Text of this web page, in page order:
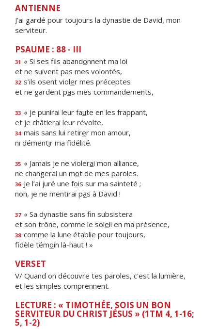
ANTIENNE
J'ai gardé pour toujours la dynastie de David, mon
serviteur.
PSAUME : 88 - III
31 « Si ses fils abandonnent ma loi
et ne suivent pas mes volontés,
32 s’ils osent violer mes préceptes
et ne gardent pas mes commandements,
33 « je punirai leur faute en les frappant,
et je châtierai leur révolte,
34 mais sans lui retirer mon amour,
ni démentir ma fidélité.
35 « Jamais je ne violerai mon alliance,
ne changerai un mot de mes paroles.
36 Je l’ai juré une fois sur ma sainteté ;
non, je ne mentirai pas à David !
37 « Sa dynastie sans fn subsistera
et son trône, comme le soleil en ma présence,
38 comme la lune établie pour toujours,
fidèle témoin là-haut ! »
VERSET
V/ Quand on découvre tes paroles, c'est la lumière,
et les simples comprennent.
LECTURE : « TIMOTHÉE, SOIS UN BON
SERVITEUR DU CHRIST JÉSUS » (1TM 4, 1-16;
5, 1-2)